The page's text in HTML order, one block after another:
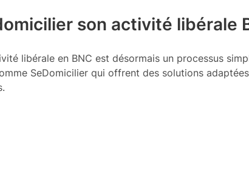
son activité libérale
libérale en BNC est désormais un processus
SeDomicilier qui offrent des solutions